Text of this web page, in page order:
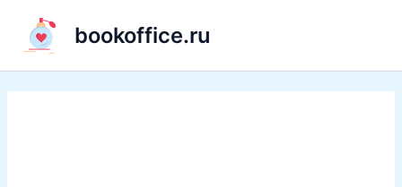
содержимому
bookoffice.ru